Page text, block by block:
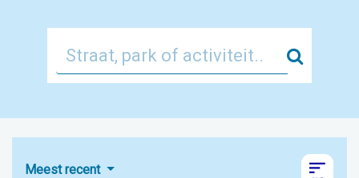
Zoek
Meest recent